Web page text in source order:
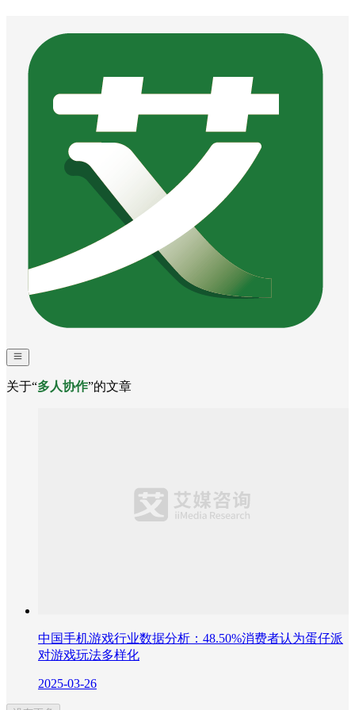
关于“多人协作”的文章
中国手机游戏行业数据分析：48.50%消费者认为蛋仔派
对游戏玩法多样化
2025-03-26